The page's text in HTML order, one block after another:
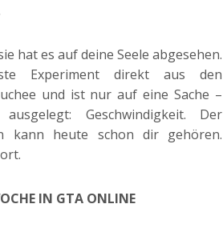
hat es auf deine Seele abgesehen.
Experiment direkt aus den
und ist nur auf eine Sache –
Geschwindigkeit. Der
kann heute schon dir gehören.
IN GTA ONLINE